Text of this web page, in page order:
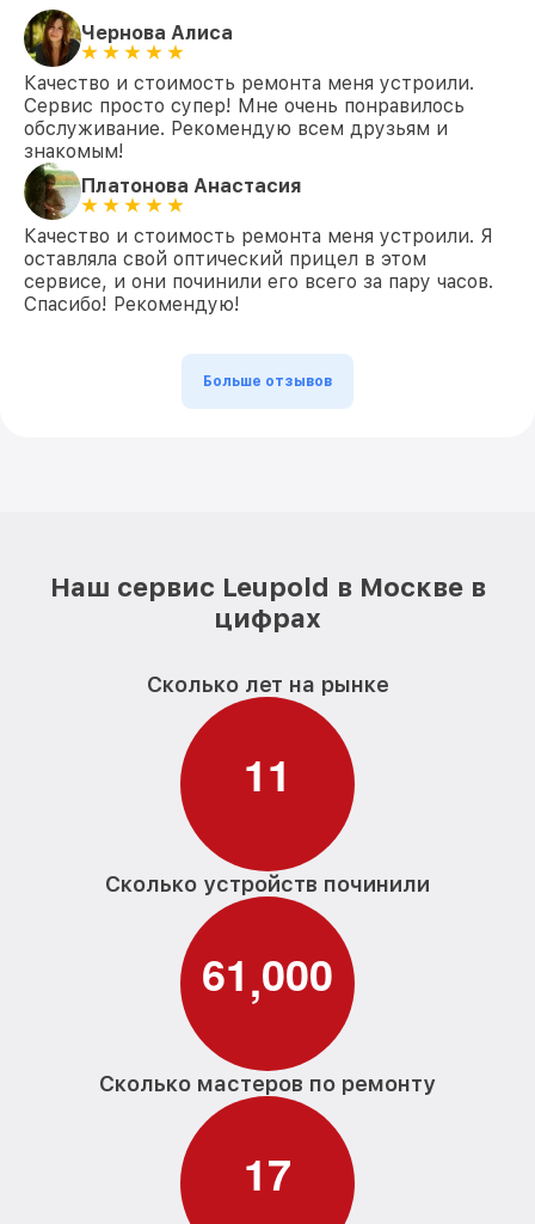
Чернова Алиса
Качество и стоимость ремонта меня устроили.
Сервис просто супер! Мне очень понравилось
обслуживание. Рекомендую всем друзьям и
знакомым!
Платонова Анастасия
Качество и стоимость ремонта меня устроили. Я
оставляла свой оптический прицел в этом
сервисе, и они починили его всего за пару часов.
Спасибо! Рекомендую!
Больше отзывов
Наш сервис Leupold в Москве в
цифрах
Сколько лет на рынке
11
Сколько устройств починили
61,000
Сколько мастеров по ремонту
17